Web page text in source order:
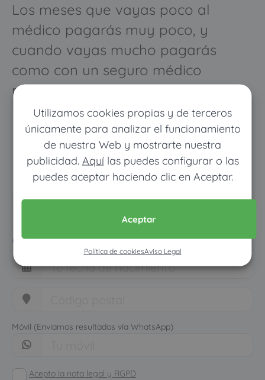
Utilizamos cookies propias y de terceros
únicamente para analizar el funcionamiento
de nuestra Web y mostrarte nuestra
publicidad. Aquílas puedes configurar o las
puedes aceptar haciendo clic en Aceptar.
Aceptar
Política de cookiesAviso Legal
Los meses que vayas poco al
médico pagarás muy poco, y
cuando vayas mucho pagarás
como con un seguro médico
normal
Pon tus datos y descubre
cuánto dinero ahorrarías
Móvil (Enviamos resultados vía WhatsApp)
Acepto la nota legal y RGPD